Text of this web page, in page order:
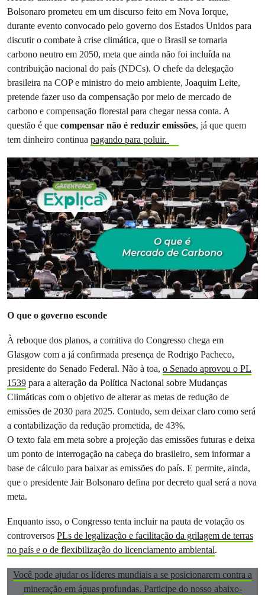
Bolsonaro prometeu em um discurso feito em Nova Iorque,
durante evento convocado pelo governo dos Estados Unidos para
discutir o combate à crise climática, que o Brasil se tornaria
carbono neutro em 2050, meta que ainda não foi incluída na
contribuição nacional do país (NDCs). O chefe da delegação
brasileira na COP e ministro do meio ambiente, Joaquim Leite,
pretende fazer uso da compensação por meio de mercado de
carbono e compensação florestal para chegar nessa conta. A
questão é que compensar não é reduzir emissões, já que quem
tem dinheiro continua pagando para poluir.
O que o governo esconde
À reboque dos planos, a comitiva do Congresso chega em
Glasgow com a já confirmada presença de Rodrigo Pacheco,
presidente do Senado Federal. Não à toa, o Senado aprovou o PL
1539 para a alteração da Política Nacional sobre Mudanças
Climáticas com o objetivo de alterar as metas de redução de
emissões de 2030 para 2025. Contudo, sem deixar claro como será
a contabilização da redução prometida, de 43%.
O texto fala em meta sobre a projeção das emissões futuras e deixa
um ponto de interrogação na cabeça do brasileiro, sem informar a
base de cálculo para baixar as emissões do país. E permite, ainda,
que o presidente Jair Bolsonaro defina por decreto qual será a nova
meta.
Enquanto isso, o Congresso tenta incluir na pauta de votação os
controversos PLs de legalização e facilitação da grilagem de terras
no país e o de flexibilização do licenciamento ambiental.
Você pode ajudar os líderes mundiais a se posicionarem contra a
mineração em águas profundas. Participe do nosso abaixo-